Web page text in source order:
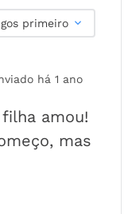
primeiro
há 1 ano
amou!
mas